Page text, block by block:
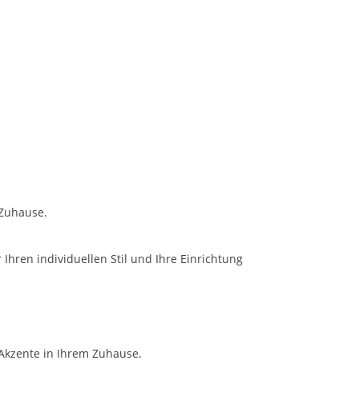
individuellen Stil und Ihre Einrichtung
in Ihrem Zuhause.